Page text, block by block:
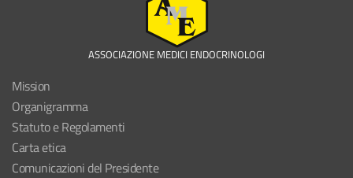
ASSOCIAZIONE MEDICI ENDOCRINOLOGI
Mission
Organigramma
Statuto e Regolamenti
Carta etica
Comunicazioni del Presidente